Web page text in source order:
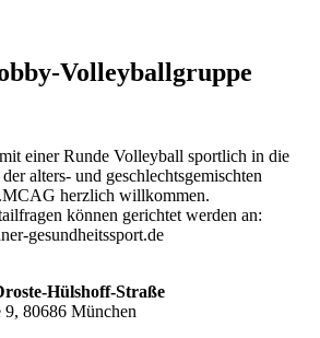
Volleyballgruppe
einer Runde Volleyball sportlich in die
alters- und geschlechtsgemischten
herzlich willkommen.
können gerichtet werden an:
gesundheitssport.de
Hülshoff-Straße
80686 München